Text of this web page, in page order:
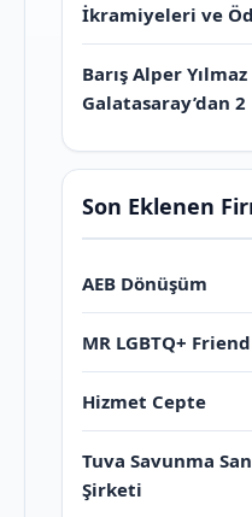
İkramiyeleri ve
Barış Alper
Galatasaray’dan
Son Eklenen
AEB Dönüşüm
MR LGBTQ+
Hizmet Cepte
Tuva Savunma
Şirketi